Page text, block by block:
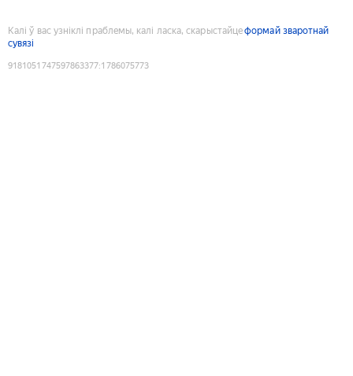
Калі ў вас узніклі праблемы, калі ласка, скарыстайцеформай зваротнай
сувязі
9181051747597863377:1786075773